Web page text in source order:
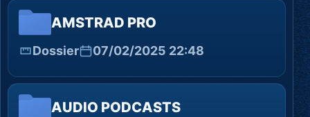
AMSTRAD PRO
Dossier 07/02/2025 22:48
AUDIO PODCASTS